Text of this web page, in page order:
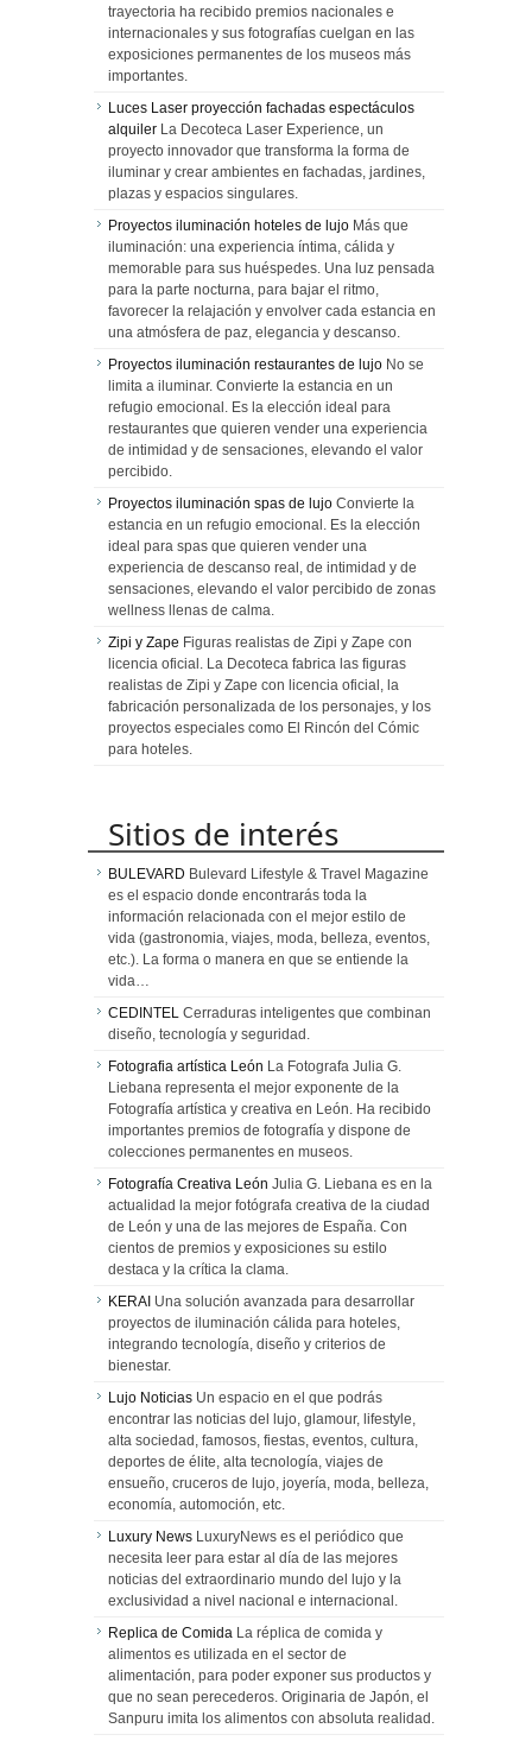
trayectoria ha recibido premios nacionales e
internacionales y sus fotografías cuelgan en las
exposiciones permanentes de los museos más
importantes.
Luces Laser proyección fachadas espectáculos
alquiler La Decoteca Laser Experience, un
proyecto innovador que transforma la forma de
iluminar y crear ambientes en fachadas, jardines,
plazas y espacios singulares.
Proyectos iluminación hoteles de lujo Más que
iluminación: una experiencia íntima, cálida y
memorable para sus huéspedes. Una luz pensada
para la parte nocturna, para bajar el ritmo,
favorecer la relajación y envolver cada estancia en
una atmósfera de paz, elegancia y descanso.
Proyectos iluminación restaurantes de lujo No se
limita a iluminar. Convierte la estancia en un
refugio emocional. Es la elección ideal para
restaurantes que quieren vender una experiencia
de intimidad y de sensaciones, elevando el valor
percibido.
Proyectos iluminación spas de lujo Convierte la
estancia en un refugio emocional. Es la elección
ideal para spas que quieren vender una
experiencia de descanso real, de intimidad y de
sensaciones, elevando el valor percibido de zonas
wellness llenas de calma.
Zipi y Zape Figuras realistas de Zipi y Zape con
licencia oficial. La Decoteca fabrica las figuras
realistas de Zipi y Zape con licencia oficial, la
fabricación personalizada de los personajes, y los
proyectos especiales como El Rincón del Cómic
para hoteles.
Sitios de interés
BULEVARD Bulevard Lifestyle & Travel Magazine
es el espacio donde encontrarás toda la
información relacionada con el mejor estilo de
vida (gastronomia, viajes, moda, belleza, eventos,
etc.). La forma o manera en que se entiende la
vida…
CEDINTEL Cerraduras inteligentes que combinan
diseño, tecnología y seguridad.
Fotografia artística León La Fotografa Julia G.
Liebana representa el mejor exponente de la
Fotografía artística y creativa en León. Ha recibido
importantes premios de fotografía y dispone de
colecciones permanentes en museos.
Fotografía Creativa León Julia G. Liebana es en la
actualidad la mejor fotógrafa creativa de la ciudad
de León y una de las mejores de España. Con
cientos de premios y exposiciones su estilo
destaca y la crítica la clama.
KERAI Una solución avanzada para desarrollar
proyectos de iluminación cálida para hoteles,
integrando tecnología, diseño y criterios de
bienestar.
Lujo Noticias Un espacio en el que podrás
encontrar las noticias del lujo, glamour, lifestyle,
alta sociedad, famosos, fiestas, eventos, cultura,
deportes de élite, alta tecnología, viajes de
ensueño, cruceros de lujo, joyería, moda, belleza,
economía, automoción, etc.
Luxury News LuxuryNews es el periódico que
necesita leer para estar al día de las mejores
noticias del extraordinario mundo del lujo y la
exclusividad a nivel nacional e internacional.
Replica de Comida La réplica de comida y
alimentos es utilizada en el sector de
alimentación, para poder exponer sus productos y
que no sean perecederos. Originaria de Japón, el
Sanpuru imita los alimentos con absoluta realidad.